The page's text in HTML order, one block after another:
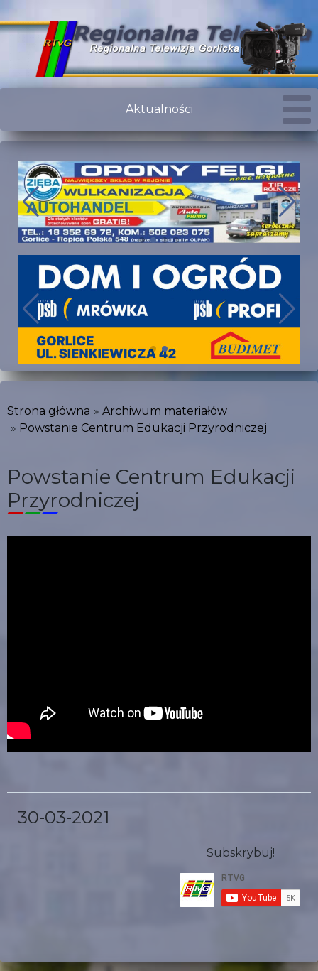
Aktualności
Strona główna
Archiwum materiałów
Powstanie Centrum Edukacji Przyrodniczej
Powstanie Centrum Edukacji
Przyrodniczej
30-03-2021
Subskrybuj!